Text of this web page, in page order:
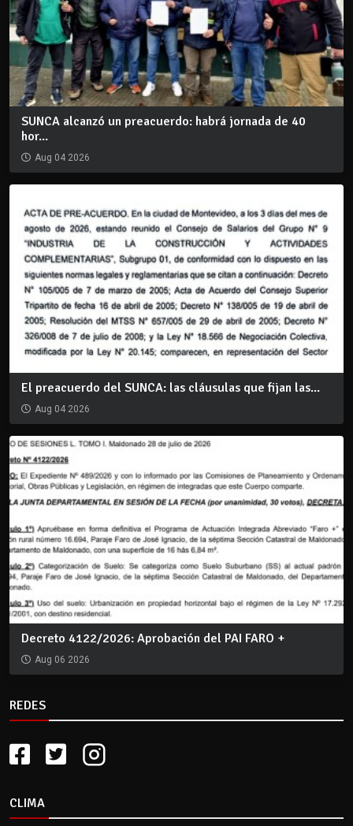
SUNCA alcanzó un preacuerdo: habrá jornada de 40
hor...
Aug 04 2026
El preacuerdo del SUNCA: las cláusulas que fijan las...
Aug 04 2026
Decreto 4122/2026: Aprobación del PAI FARO +
Aug 06 2026
REDES
CLIMA